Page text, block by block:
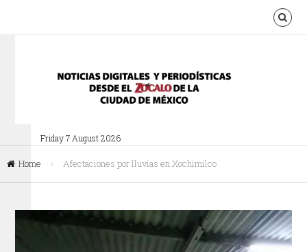
Friday 7 August 2026
Home » Afectaciones por lluvias en Xochimilco